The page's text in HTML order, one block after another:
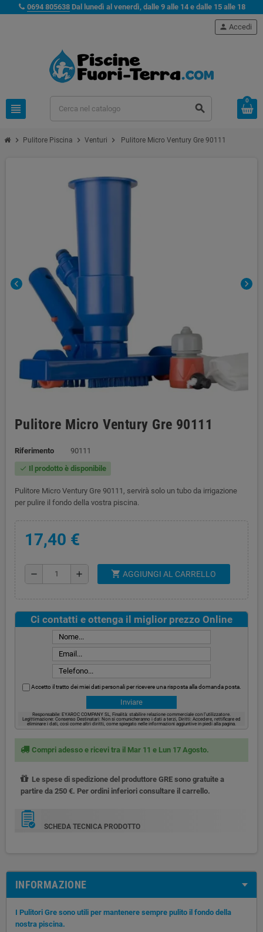
0694 805638 Dal lunedì al venerdì, dalle 9 alle 14 e dalle 15 alle 18
view_headline search
person Accedi
0
chevron_right Pulitore Piscina chevron_right Venturi chevron_right Pulitore Micro Ventury Gre 90111
chevron_left chevron_right
Pulitore Micro Ventury Gre 90111
Riferimento 90111
check Il prodotto è disponibile
Pulitore Micro Ventury Gre 90111, servirà solo un tubo da irrigazione
per pulire il fondo della vostra piscina.
17,40 €
remove add shopping_cart AGGIUNGI AL CARRELLO
Ci contatti e ottenga il miglior prezzo Online
Accetto il tratto dei miei dati personali per ricevere una risposta alla domanda posta.
Responsabile: EYAROC COMPANY SL, Finalità: stabilire relazione commerciale con l’utilizzatore.
Legittimazione: Consenso Destinatari: Non si comunicheranno i dati a terzi, Diritti: Accedere, rettificare ed
eliminare i dati, così come altri diritti, come spiegato nelle informazioni aggiuntive in piedi alla pagina.
Compri adesso e ricevi tra il Mar 11 e Lun 17 Agosto.
Le spese di spedizione del produttore GRE sono gratuite a
partire da 250 €. Per ordini inferiori consultare il carrello.
SCHEDA TECNICA PRODOTTO
INFORMAZIONE
I Pulitori Gre sono utili per mantenere sempre pulito il fondo della
nostra piscina.